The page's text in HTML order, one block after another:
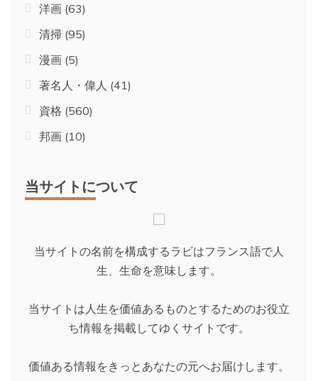
洋画 (63)
清掃 (95)
漫画 (5)
著名人・偉人 (41)
資格 (560)
邦画 (10)
当サイトについて
当サイトの名前を構成するラビはフランス語で人
生、生命を意味します。
当サイトは人生を価値あるものとするためのお役立
ち情報を掲載してゆくサイトです。
価値ある情報をきっとあなたの元へお届けします。